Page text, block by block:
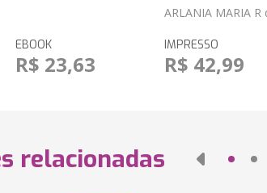
EBOOK
R$ 23,63
ARLANIA MARIA R
IMPRESSO
R$ 42,99
relacionadas